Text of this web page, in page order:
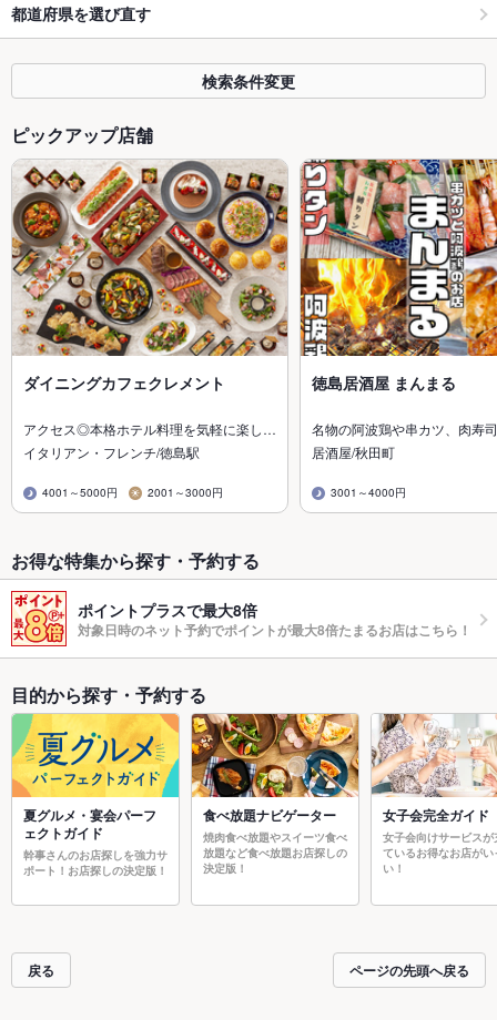
都道府県を選び直す
検索条件変更
ピックアップ店舗
ダイニングカフェクレメント
アクセス◎本格ホテル料理を気軽に楽し…
イタリアン・フレンチ/徳島駅
4001～5000円 2001～3000円
徳島居酒屋 まんまる
名物の阿波鶏や串カツ、肉寿
居酒屋/秋田町
3001～4000円
お得な特集から探す・予約する
ポイントプラスで最大8倍
対象日時のネット予約でポイントが最大8倍たまるお店はこちら！
目的から探す・予約する
夏グルメ・宴会パーフ
ェクトガイド
幹事さんのお店探しを強力サ
ポート！お店探しの決定版！
食べ放題ナビゲーター
焼肉食べ放題やスイーツ食べ
放題など食べ放題お店探しの
決定版！
女子会完全ガイド
女子会向けサービスが
ているお得なお店がい
い！
戻る ページの先頭へ戻る